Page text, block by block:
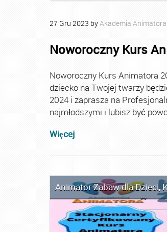
27 Gru 2023 byAkademia Animatora
Noworoczny Kurs
Noworoczny Kurs Animatora
dziecko na Twojej twarzy
2024 i zaprasza na
najmłodszymi i lubisz być
Więcej
Animator Zabaw dla Dzieci,